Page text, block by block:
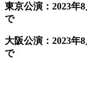
東京公演：2023年
で
大阪公演：2023年
で